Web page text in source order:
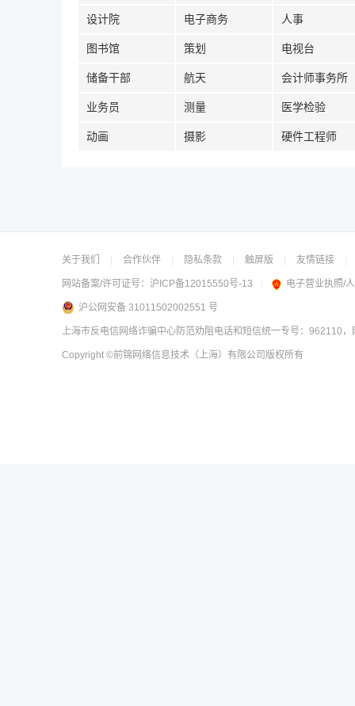
设计院 电子商务 人事
图书馆 策划 电视台
储备干部 航天 会计师事务所
业务员 测量 医学检验
动画 摄影 硬件工程师
关于我们 合作伙伴 隐私条款 触屏版 友情链接
网站备案/许可证号： 沪ICP备12015550号-13 电子营业执照/
沪公网安备 31011502002551 号
上海市反电信网络诈骗中心防范劝阻电话和短信统一专号：962110
Copyright ©前锦网络信息技术（上海）有限公司 版权所有